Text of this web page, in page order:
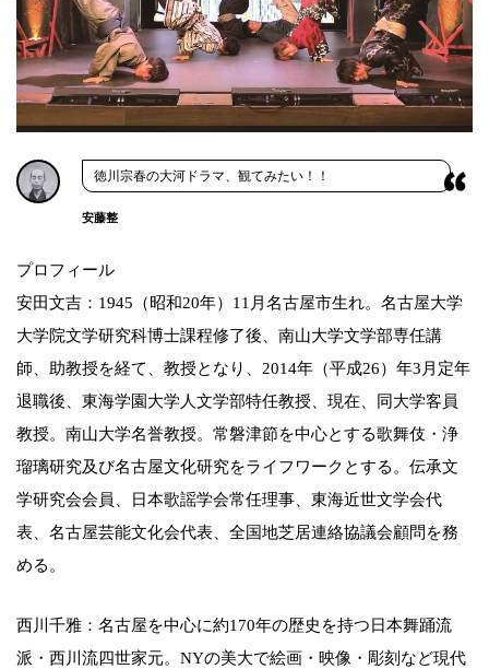
徳川宗春の大河ドラマ、観てみたい！！
安藤整
プロフィール
安田文吉：1945（昭和20年）11月名古屋市生れ。名古屋大学
大学院文学研究科博士課程修了後、南山大学文学部専任講
師、助教授を経て、教授となり、2014年（平成26）年3月定年
退職後、東海学園大学人文学部特任教授、現在、同大学客員
教授。南山大学名誉教授。常磐津節を中心とする歌舞伎・浄
瑠璃研究及び名古屋文化研究をライフワークとする。伝承文
学研究会会員、日本歌謡学会常任理事、東海近世文学会代
表、名古屋芸能文化会代表、全国地芝居連絡協議会顧問を務
める。
西川千雅：名古屋を中心に約170年の歴史を持つ日本舞踊流
派・西川流四世家元。NYの美大で絵画・映像・彫刻など現代